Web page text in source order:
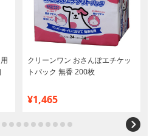
クリーンワン おさんぽエチケッ
トパック 無香 200枚
¥1,465